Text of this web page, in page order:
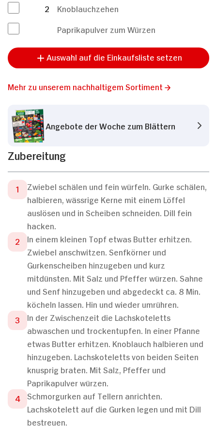
2
Knoblauchzehen
Paprikapulver zum Würzen
Auswahl auf die Einkaufsliste setzen
Mehr zu unserem nachhaltigem Sortiment
Angebote der Woche zum Blättern
Zubereitung
Zwiebel schälen und fein würfeln. Gurke schälen,
halbieren, wässrige Kerne mit einem Löffel
auslösen und in Scheiben schneiden. Dill fein
hacken.
In einem kleinen Topf etwas Butter erhitzen.
Zwiebel anschwitzen. Senfkörner und
Gurkenscheiben hinzugeben und kurz
mitdünsten. Mit Salz und Pfeffer würzen. Sahne
und Senf hinzugeben und abgedeckt ca. 8 Min.
köcheln lassen. Hin und wieder umrühren.
In der Zwischenzeit die Lachskoteletts
abwaschen und trockentupfen. In einer Pfanne
etwas Butter erhitzen. Knoblauch halbieren und
hinzugeben. Lachskoteletts von beiden Seiten
knusprig braten. Mit Salz, Pfeffer und
Paprikapulver würzen.
Schmorgurken auf Tellern anrichten.
Lachskotelett auf die Gurken legen und mit Dill
bestreuen.